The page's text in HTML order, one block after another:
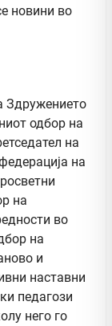
новини во
Здружението
одбор на
на
на
на
во
на
и
наставни
педагози
него го